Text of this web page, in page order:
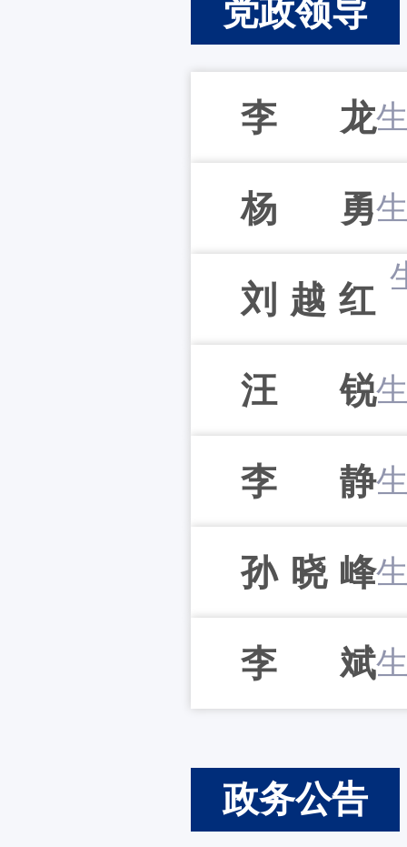
党政领导
李龙
杨勇
刘越红
汪锐
李静
孙晓峰
李斌
政务公告